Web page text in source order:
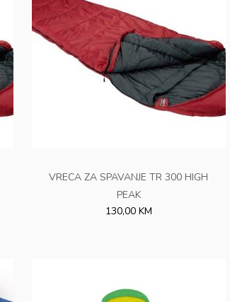
VRECA ZA SPAVANJE TR 300 HIGH
PEAK
130,00 KM